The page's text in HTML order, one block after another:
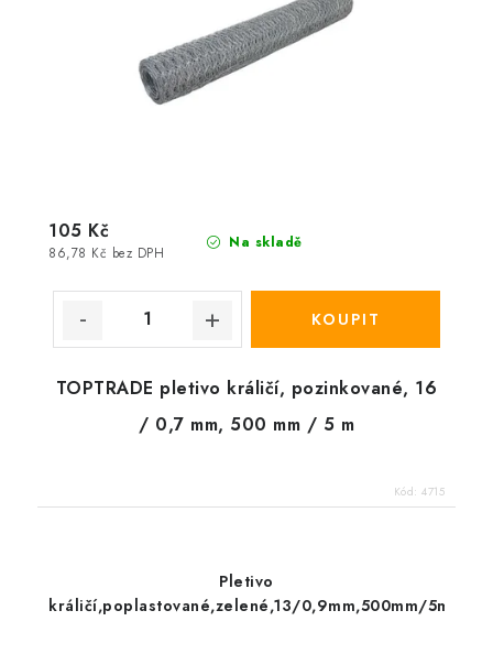
Na skladě
86,78 Kč bez DPH
105 Kč
TOPTRADE pletivo králičí, pozinkované, 16
/ 0,7 mm, 500 mm / 5 m
Kód: 4715
Pletivo
králičí,poplastované,zelené,13/0,9mm,500mm/5m